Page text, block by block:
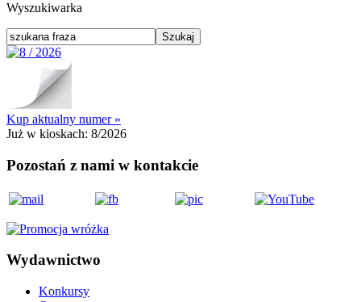
Wyszukiwarka
Kup aktualny numer »
Już w kioskach: 8/2026
Pozostań z nami w kontakcie
Wydawnictwo
Konkursy